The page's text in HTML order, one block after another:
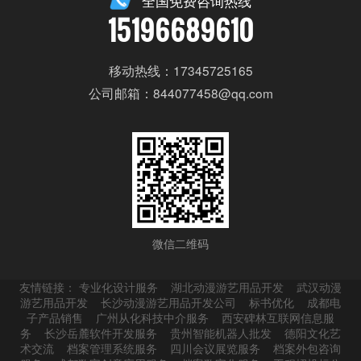
15196689610
移动热线：17345725165
公司邮箱：844077458@qq.com
微信二维码
友情链接：专业化设计服务 湖北动漫游艺用品开发
武汉动漫
游艺用品开发
长沙动漫游艺用品开发公司 标书优化
成都电
子产品销售
广州从化科技中介服务
西安碑林互联网信息服
务
长沙岳麓软件开发服务 贵州智能机器人批发
德阳文化艺
术交流
档案管理系统服务 四川会议展览服务
档案外包咨询